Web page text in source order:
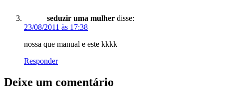
seduzir uma mulher disse:
23/08/2011 às 17:38
nossa que manual e este kkkk
Responder
Deixe um comentário